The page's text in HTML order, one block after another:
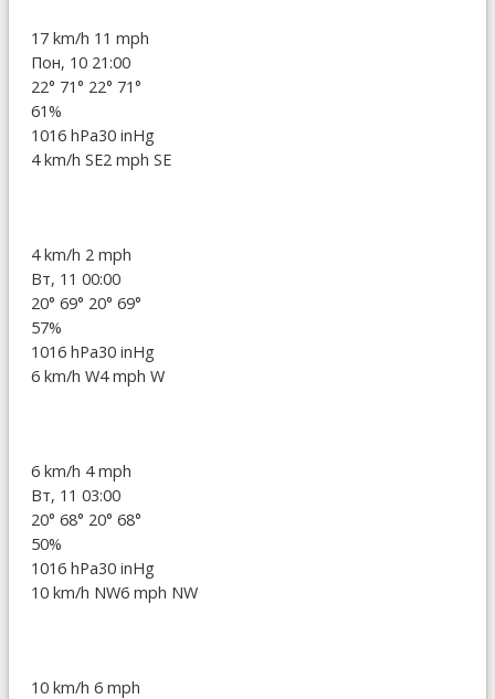
17 km/h 11 mph
Пон, 10 21:00
22° 71° 22° 71°
61%
1016 hPa30 inHg
4 km/h SE2 mph SE
4 km/h 2 mph
Вт, 11 00:00
20° 69° 20° 69°
57%
1016 hPa30 inHg
6 km/h W4 mph W
6 km/h 4 mph
Вт, 11 03:00
20° 68° 20° 68°
50%
1016 hPa30 inHg
10 km/h NW6 mph NW
10 km/h 6 mph